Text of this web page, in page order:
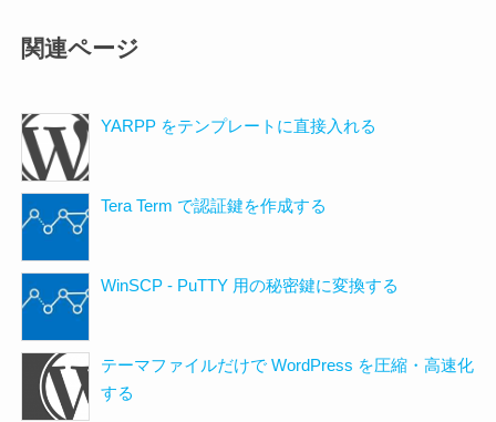
関連ページ
YARPP をテンプレートに直接入れる
Tera Term で認証鍵を作成する
WinSCP - PuTTY 用の秘密鍵に変換する
テーマファイルだけで WordPress を圧縮・高速化
する